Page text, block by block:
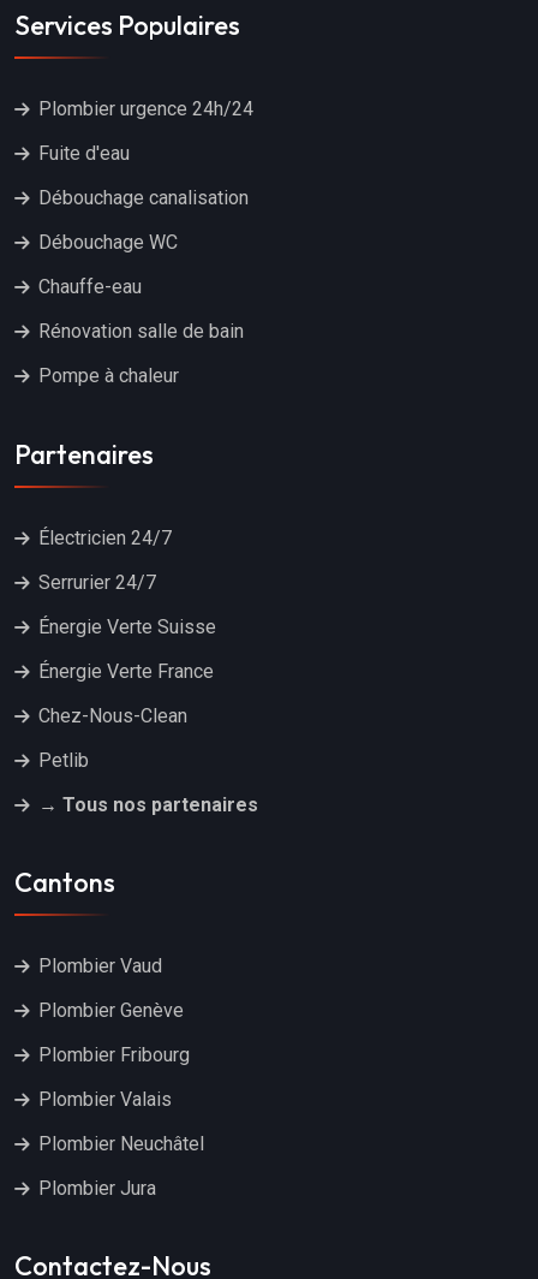
Services Populaires
Plombier urgence 24h/24
Fuite d'eau
Débouchage canalisation
Débouchage WC
Chauffe-eau
Rénovation salle de bain
Pompe à chaleur
Partenaires
Électricien 24/7
Serrurier 24/7
Énergie Verte Suisse
Énergie Verte France
Chez-Nous-Clean
Petlib
→ Tous nos partenaires
Cantons
Plombier Vaud
Plombier Genève
Plombier Fribourg
Plombier Valais
Plombier Neuchâtel
Plombier Jura
Contactez-Nous